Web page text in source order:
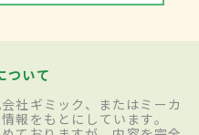
ついて
社ギミック、またはミーカ
報をもとにしています。